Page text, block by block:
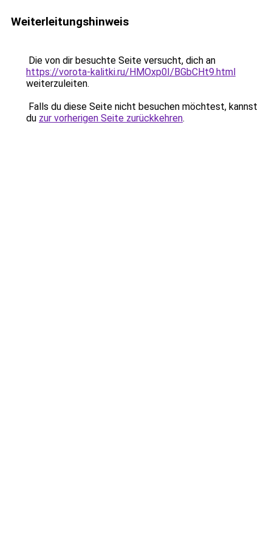
Weiterleitungshinweis
Die von dir besuchte Seite versucht, dich an
https://vorota-kalitki.ru/HMOxp0I/BGbCHt9.html
weiterzuleiten.
Falls du diese Seite nicht besuchen möchtest, kannst
du zur vorherigen Seite zurückkehren.